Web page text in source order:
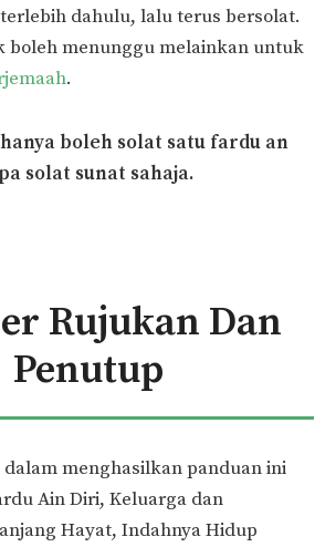
dahulu, lalu terus bersolat.
boleh menunggu melainkan untuk
.
hanya boleh solat satu fardu an
solat sunat sahaja.
Rujukan Dan
Penutup
menghasilkan panduan ini
Ain Diri, Keluarga dan
Hayat, Indahnya Hidup